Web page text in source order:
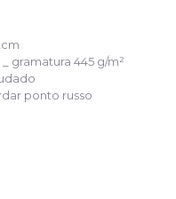
gramatura 445 g/m²
ponto russo